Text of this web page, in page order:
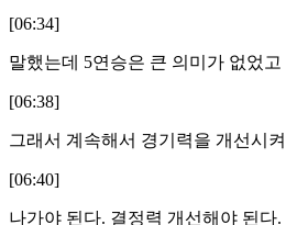
[06:34]
말했는데 5연승은 큰 의미가 없었고
[06:38]
그래서 계속해서 경기력을 개선시켜
[06:40]
나가야 된다. 결정력 개선해야 된다.